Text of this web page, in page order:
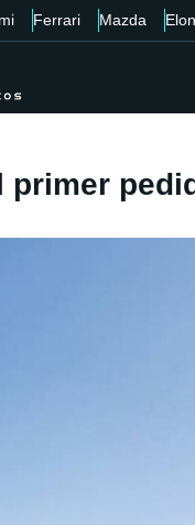
Ferrari Mazda
primer